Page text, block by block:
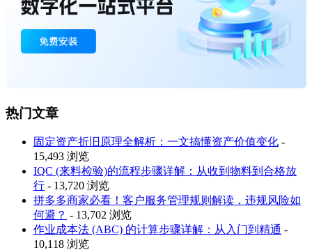
热门文章
固定资产折旧原理全解析：一文搞懂资产价值变化 -
15,493 浏览
IQC (来料检验)的流程步骤详解：从收到物料到合格放
行 - 13,720 浏览
拼多多商家必看！客户服务管理规则解读，违规风险如
何避？ - 13,702 浏览
作业成本法 (ABC) 的计算步骤详解：从入门到精通 -
10,118 浏览